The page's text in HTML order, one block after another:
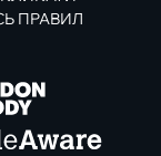
ПРАВИЛ